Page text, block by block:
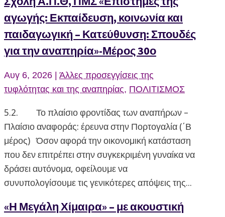
αγωγής: Εκπαίδευση, κοινωνία και
παιδαγωγική – Κατεύθυνση: Σπουδές
για την αναπηρία»-Μέρος 30ο
Αυγ 6, 2026 | Άλλες προσεγγίσεις της
τυφλότητας και της αναπηρίας, ΠΟΛΙΤΙΣΜΟΣ
5.2. Το πλαίσιο φροντίδας των αναπήρων –
Πλαίσιο αναφοράς: έρευνα στην Πορτογαλία (΄Β
μέρος) Όσον αφορά την οικονομική κατάσταση
που δεν επιτρέπει στην συγκεκριμένη γυναίκα να
δράσει αυτόνομα, οφείλουμε να
συνυπολογίσουμε τις γενικότερες απόψεις της...
«Η Μεγάλη Χίμαιρα» – με ακουστική